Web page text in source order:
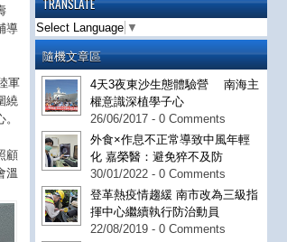
TRANSLATE
Select Language ▼
隨機文章區
4天3夜東沙生態體驗營 南海主
權意識深植學子心
26/06/2017 - 0 Comments
外食×作息不正常導致中風年輕
化 嘉榮醫：避免猝不及防
30/01/2022 - 0 Comments
登革熱疫情趨緩 南市改為三級指
揮中心繼續執行防治動員
22/08/2019 - 0 Comments
導
軍
繞
顧
溫